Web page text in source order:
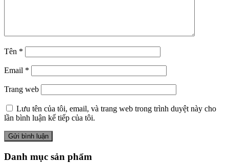
Tên *
Email *
Trang web
Lưu tên của tôi, email, và trang web trong trình duyệt này cho
lần bình luận kế tiếp của tôi.
Danh mục sản phẩm